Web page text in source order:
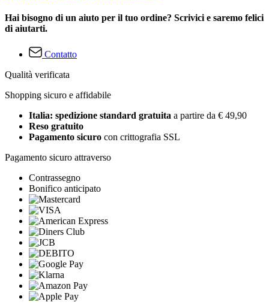
Hai bisogno di un aiuto per il tuo ordine? Scrivici e saremo felici
di aiutarti.
Contatto
Qualità verificata
Shopping sicuro e affidabile
Italia: spedizione standard gratuita a partire da € 49,90
Reso gratuito
Pagamento sicuro con crittografia SSL
Pagamento sicuro attraverso
Contrassegno
Bonifico anticipato